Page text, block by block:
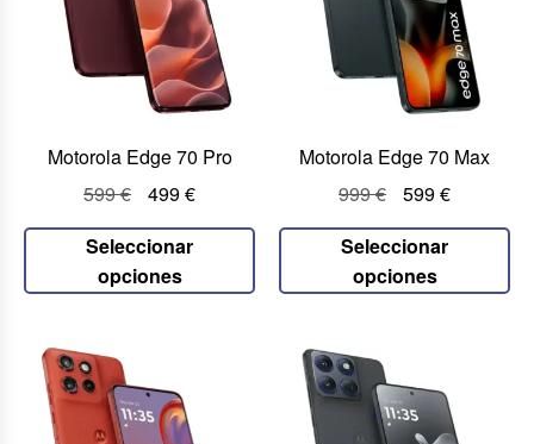
Motorola Edge 70 Pro
599€ 499€
Seleccionar
opciones
Motorola Edge 70 Max
999€ 599€
Seleccionar
opciones